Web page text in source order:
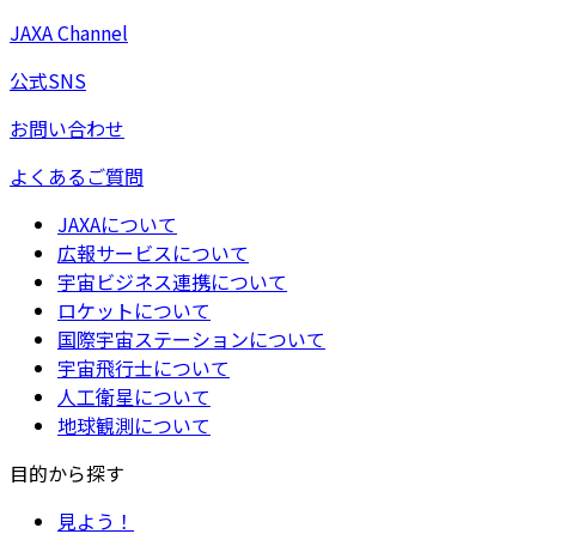
JAXA Channel
公式SNS
お問い合わせ
よくあるご質問
JAXAについて
広報サービスについて
宇宙ビジネス連携について
ロケットについて
国際宇宙ステーションについて
宇宙飛行士について
人工衛星について
地球観測について
目的から探す
見よう！